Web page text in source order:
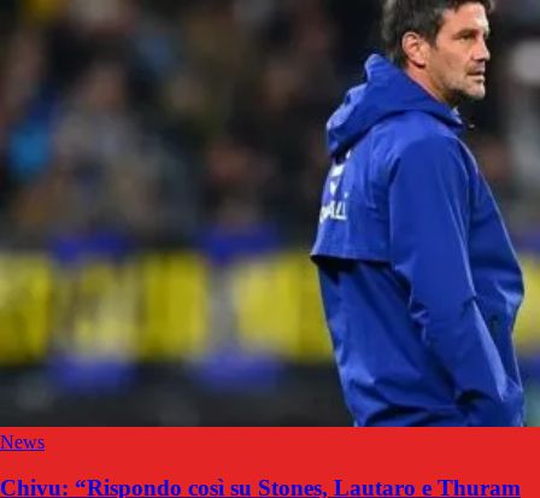
News
Chivu: “Rispondo così su Stones, Lautaro e Thuram